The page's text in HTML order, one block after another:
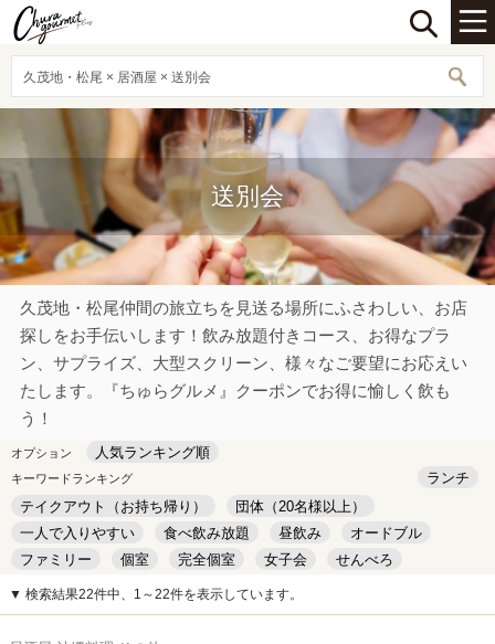
久茂地・松尾 × 居酒屋 × 送別会
送別会
久茂地・松尾仲間の旅立ちを見送る場所にふさわしい、お店
探しをお手伝いします！飲み放題付きコース、お得なプラ
ン、サプライズ、大型スクリーン、様々なご要望にお応えい
たします。『ちゅらグルメ』クーポンでお得に愉しく飲も
う！
オプション 人気ランキング順
キーワードランキング
ランチ
テイクアウト（お持ち帰り）
団体（20名様以上）
一人で入りやすい
食べ飲み放題 昼飲み
オードブル
ファミリー
個室 完全個室 女子会
せんべろ
キッズルーム
安い デート
▼ 検索結果22件中、1～22件を表示しています。